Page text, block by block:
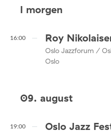
I morgen
16:00 Roy
Oslo Jazzforum /
Oslo
09. august
19:00 Oslo Jazz